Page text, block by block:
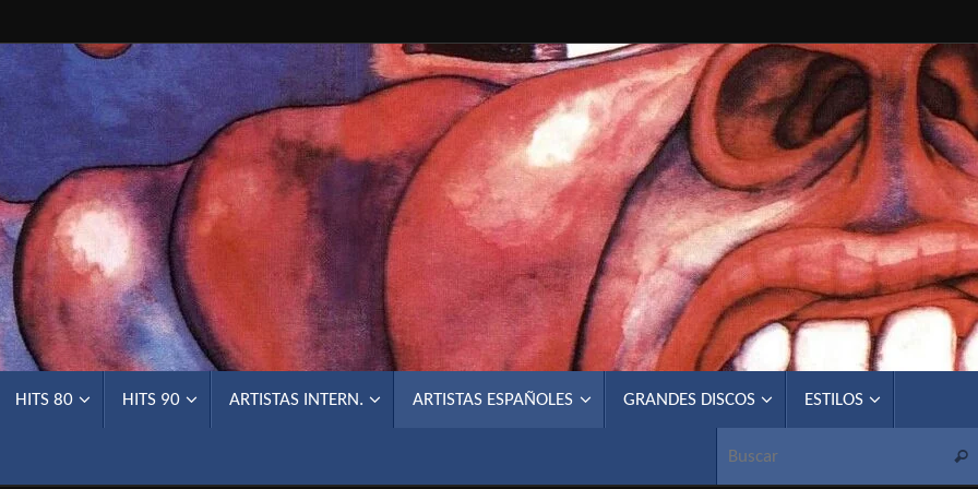
HITS 80 HITS 90 ARTISTAS INTERN. ARTISTAS ESPAÑOLES GRANDES DISCOS ESTILOS